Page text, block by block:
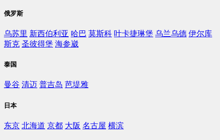
俄罗斯
乌苏里 新西伯利亚 哈巴 莫斯科 叶卡捷琳堡 乌兰乌德 伊尔库
斯克 圣彼得堡 海参崴
泰国
曼谷 清迈 普吉岛 芭堤雅
日本
东京 北海道 京都 大阪 名古屋 横滨